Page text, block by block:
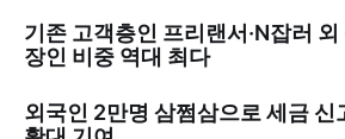
기존 고객층인 프리랜서·N잡러
장인 비중 역대 최다
외국인 2만명 삼쩜삼으로 세금